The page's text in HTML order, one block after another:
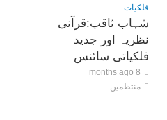
فلکیات
شہاب ثاقب:قرآنی
نظریہ اور جدید
فلکیاتی سائنس
8 months ago
منتظمین